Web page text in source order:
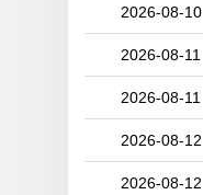
2026-08-10
2026-08-11
2026-08-11
2026-08-12
2026-08-12